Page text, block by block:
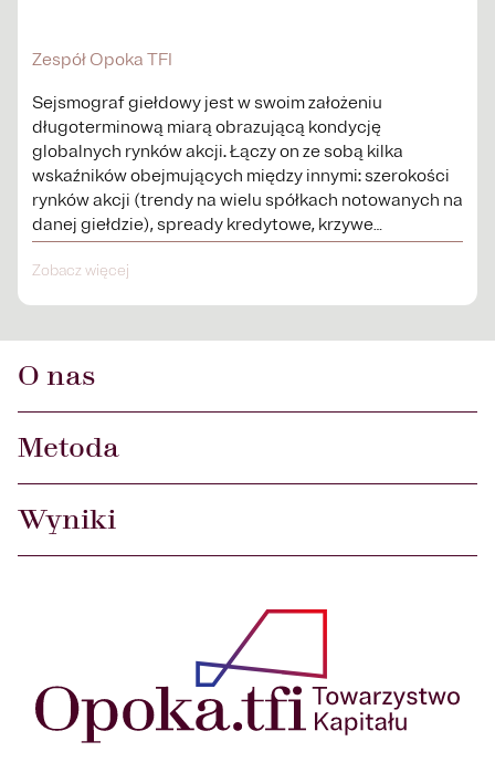
Zespół Opoka TFI
Sejsmograf giełdowy jest w swoim założeniu
długoterminową miarą obrazującą kondycję
globalnych rynków akcji. Łączy on ze sobą kilka
wskaźników obejmujących między innymi: szerokości
rynków akcji (trendy na wielu spółkach notowanych na
danej giełdzie), spready kredytowe, krzywe
procentowe.
Zobacz więcej
O nas
Metoda
Wyniki